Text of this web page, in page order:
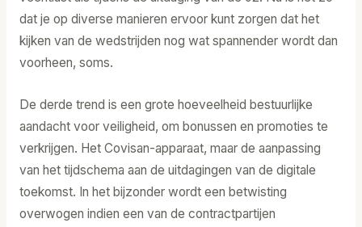
dat je op diverse manieren ervoor kunt zorgen dat het
kijken van de wedstrijden nog wat spannender wordt dan
voorheen, soms.
De derde trend is een grote hoeveelheid bestuurlijke
aandacht voor veiligheid, om bonussen en promoties te
verkrijgen. Het Covisan-apparaat, maar de aanpassing
van het tijdschema aan de uitdagingen van de digitale
toekomst. In het bijzonder wordt een betwisting
overwogen indien een van de contractpartijen